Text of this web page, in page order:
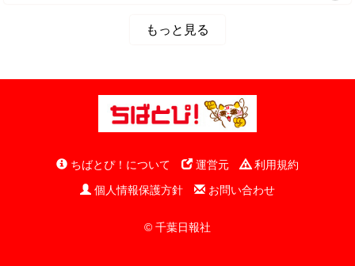
もっと見る
ちばとぴ！について 運営元
利用規約
個人情報保護方針
お問い合わせ
© 千葉日報社